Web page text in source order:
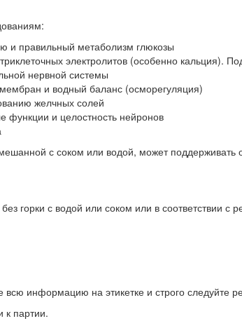
и правильный метаболизм глюкозы
электролитов (особенно кальция).
нервной системы
и водный баланс (осморегуляция)
желчных солей
функции и целостность нейронов
с соком или водой, может поддерживать
горки с водой или соком или в соответствии с
информацию на этикетке и строго следуйте
к партии.